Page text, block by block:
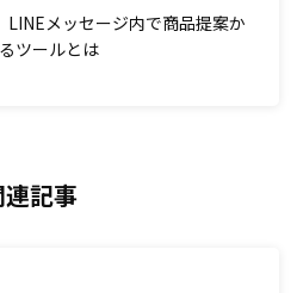
メッセージ内で商品提案か
ツールとは
連記事